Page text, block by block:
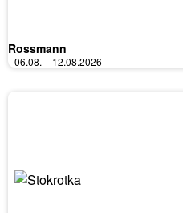
Rossmann
06.08. – 12.08.2026